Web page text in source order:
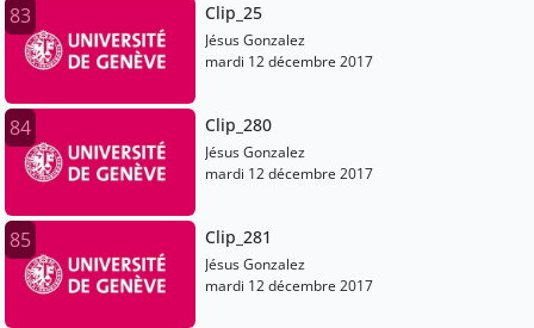
83 Clip_25
Jésus Gonzalez
mardi 12 décembre 2017
84 Clip_280
Jésus Gonzalez
mardi 12 décembre 2017
85 Clip_281
Jésus Gonzalez
mardi 12 décembre 2017